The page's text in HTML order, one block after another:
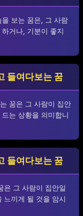
보는 꿈은, 그 사람
거나, 기분이 좋지
들여다보는 꿈
꿈은 그 사람이 집안
는 상황을 의미합니
들여다보는 꿈
은 그 사람이 집안일
느끼게 될 것을 암시